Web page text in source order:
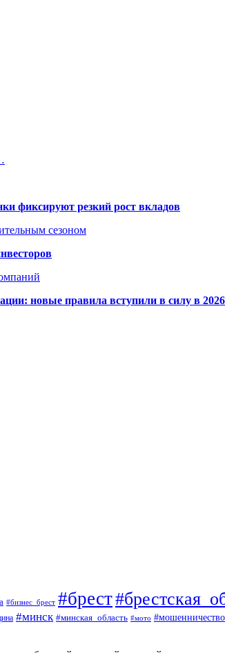
фиксируют резкий рост вкладов
сезоном
новые правила вступили в силу в
#бизнес_брест #брест
#минск #минская_область #мото #мошенничество